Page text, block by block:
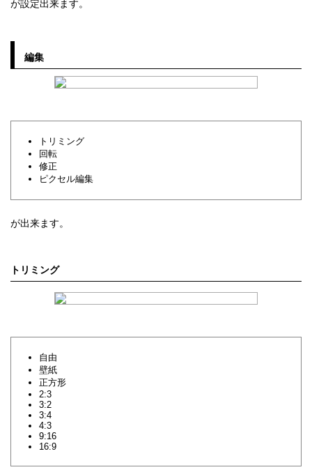
が設定出来ます。
編集
トリミング
回転
修正
ピクセル編集
が出来ます。
トリミング
自由
壁紙
正方形
2:3
3:2
3:4
4:3
9:16
16:9